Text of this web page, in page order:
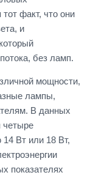
факт, что они
и
без ламп.
мощности,
лампы,
В данных
четыре
Вт или 18 Вт,
показателях